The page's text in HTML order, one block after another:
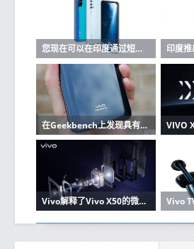
您现在可以在印度通过短信购买Vivo手机
在Geekbench上发现具有Snapdragon 720G，8GB RAM的新Vivo手机
Vivo解释了Vivo X50的微型云台相机如何工作